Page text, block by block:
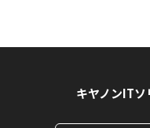
キヤノンIT